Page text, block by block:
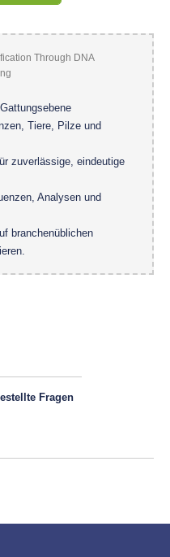
Tiere, Pilze und
zuverlässige, eindeutige
Analysen und
branchenüblichen
Fragen